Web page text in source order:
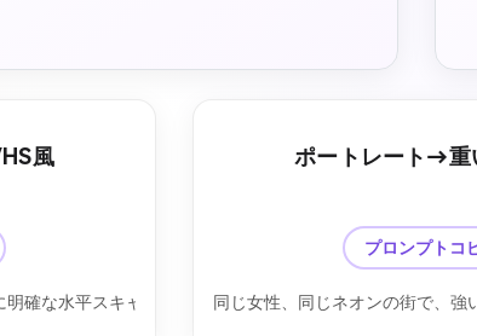
風
確な水平スキャンライン、アナログテープノイズ、柔
ポートレート→重
プロンプトコ
同じ女性、同じネオンの街で、